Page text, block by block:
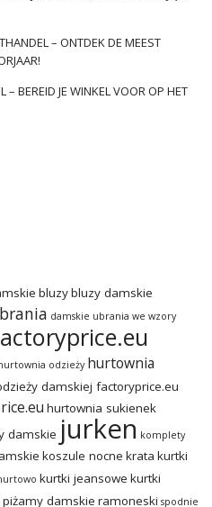
oorspronkelijk
is in sterke, sappige kleuren
– ONTDEK DE MEEST
– BEREID JE WINKEL VOOR OP HET
bluzybluzy damskie
damskie ubrania we wzory
odzieży hurtownia
damskiej factoryprice.eu
hurtownia sukienek
damskie jurken komplety
koszule nocne krata kurtki
kurtki jeansowe kurtki
piżamy damskie ramoneski spodnie